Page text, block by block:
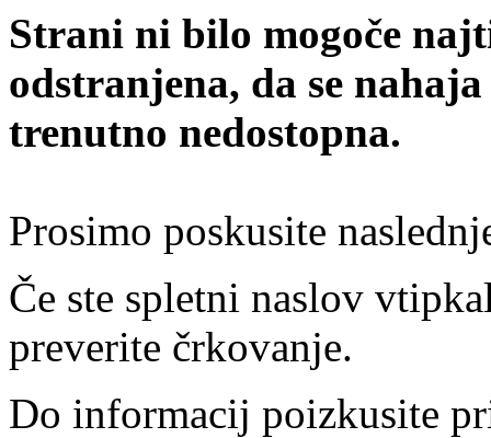
Strani ni bilo mogoče
odstranjena, da se
trenutno nedostopna.
Prosimo poskusite
Če ste spletni naslov
preverite črkovanje.
Do informacij poizkusite